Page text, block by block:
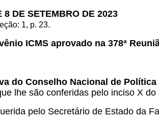
8 DE SETEMBRO DE 2023
1, p. 23.
ICMS aprovado na 378ª
do Conselho Nacional de Política
lhe são conferidas pelo inciso X
pelo Secretário de Estado da